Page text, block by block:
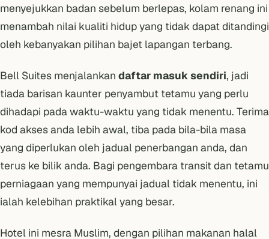
menyejukkan badan sebelum berlepas, kolam renang ini
menambah nilai kualiti hidup yang tidak dapat ditandingi
oleh kebanyakan pilihan bajet lapangan terbang.
Bell Suites menjalankan daftar masuk sendiri, jadi
tiada barisan kaunter penyambut tetamu yang perlu
dihadapi pada waktu-waktu yang tidak menentu. Terima
kod akses anda lebih awal, tiba pada bila-bila masa
yang diperlukan oleh jadual penerbangan anda, dan
terus ke bilik anda. Bagi pengembara transit dan tetamu
perniagaan yang mempunyai jadual tidak menentu, ini
ialah kelebihan praktikal yang besar.
Hotel ini mesra Muslim, dengan pilihan makanan halal